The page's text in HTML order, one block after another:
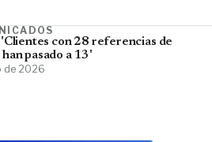
con 28 referencias de
pasado a 13'
de 2026